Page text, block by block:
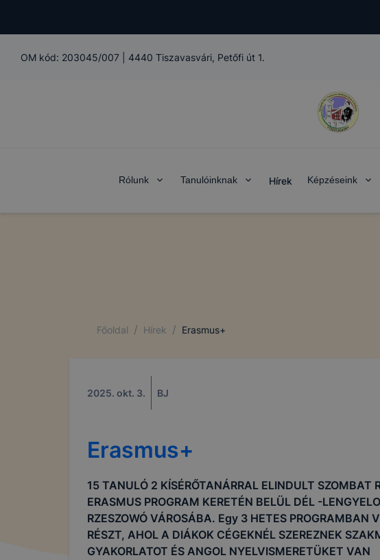
OM kód: 203045/007 4440 Tiszavasvári, Petőfi út 1.
Rólunk Tanulóinknak Hírek Képzéseink
Főoldal / Hírek / Erasmus+
2025. okt. 3. BJ
Erasmus+
15 TANULÓ 2 KÍSÉRŐTANÁRRAL ELINDULT SZOMBAT
ERASMUS PROGRAM KERETÉN BELÜL DÉL -
RZESZOWÓ VÁROSÁBA. Egy 3 HETES PROGRAMBAN
RÉSZT, AHOL A DIÁKOK CÉGEKNÉL SZEREZNEK
GYAKORLATOT ÉS ANGOL NYELVISMERETÜKET VAN